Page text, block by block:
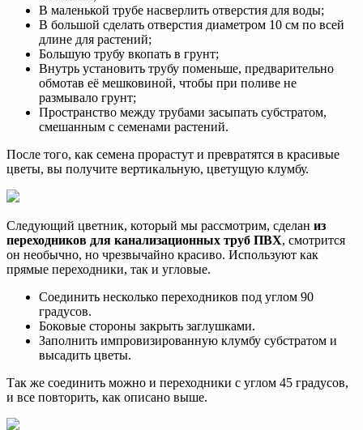
В маленькой трубе насверлить отверстия для воды;
В большой сделать отверстия диаметром 10 см по всей
длине для растений;
Большую трубу вкопать в грунт;
Внутрь установить трубу поменьше, предварительно
обмотав её мешковиной, чтобы при поливе не
размывало грунт;
Пространство между трубами засыпать субстратом,
смешанным с семенами растений.
После того, как семена прорастут и превратятся в красивые
цветы, вы получите вертикальную, цветущую клумбу.
Следующий цветник, который мы рассмотрим, сделан из
переходников для канализационных труб ПВХ, смотрится
он необычно, но чрезвычайно красиво. Используют как
прямые переходники, так и угловые.
Соединить несколько переходников под углом 90
градусов.
Боковые стороны закрыть заглушками.
Заполнить импровизированную клумбу субстратом и
высадить цветы.
Так же соединить можно и переходники с углом 45 градусов,
и все повторить, как описано выше.